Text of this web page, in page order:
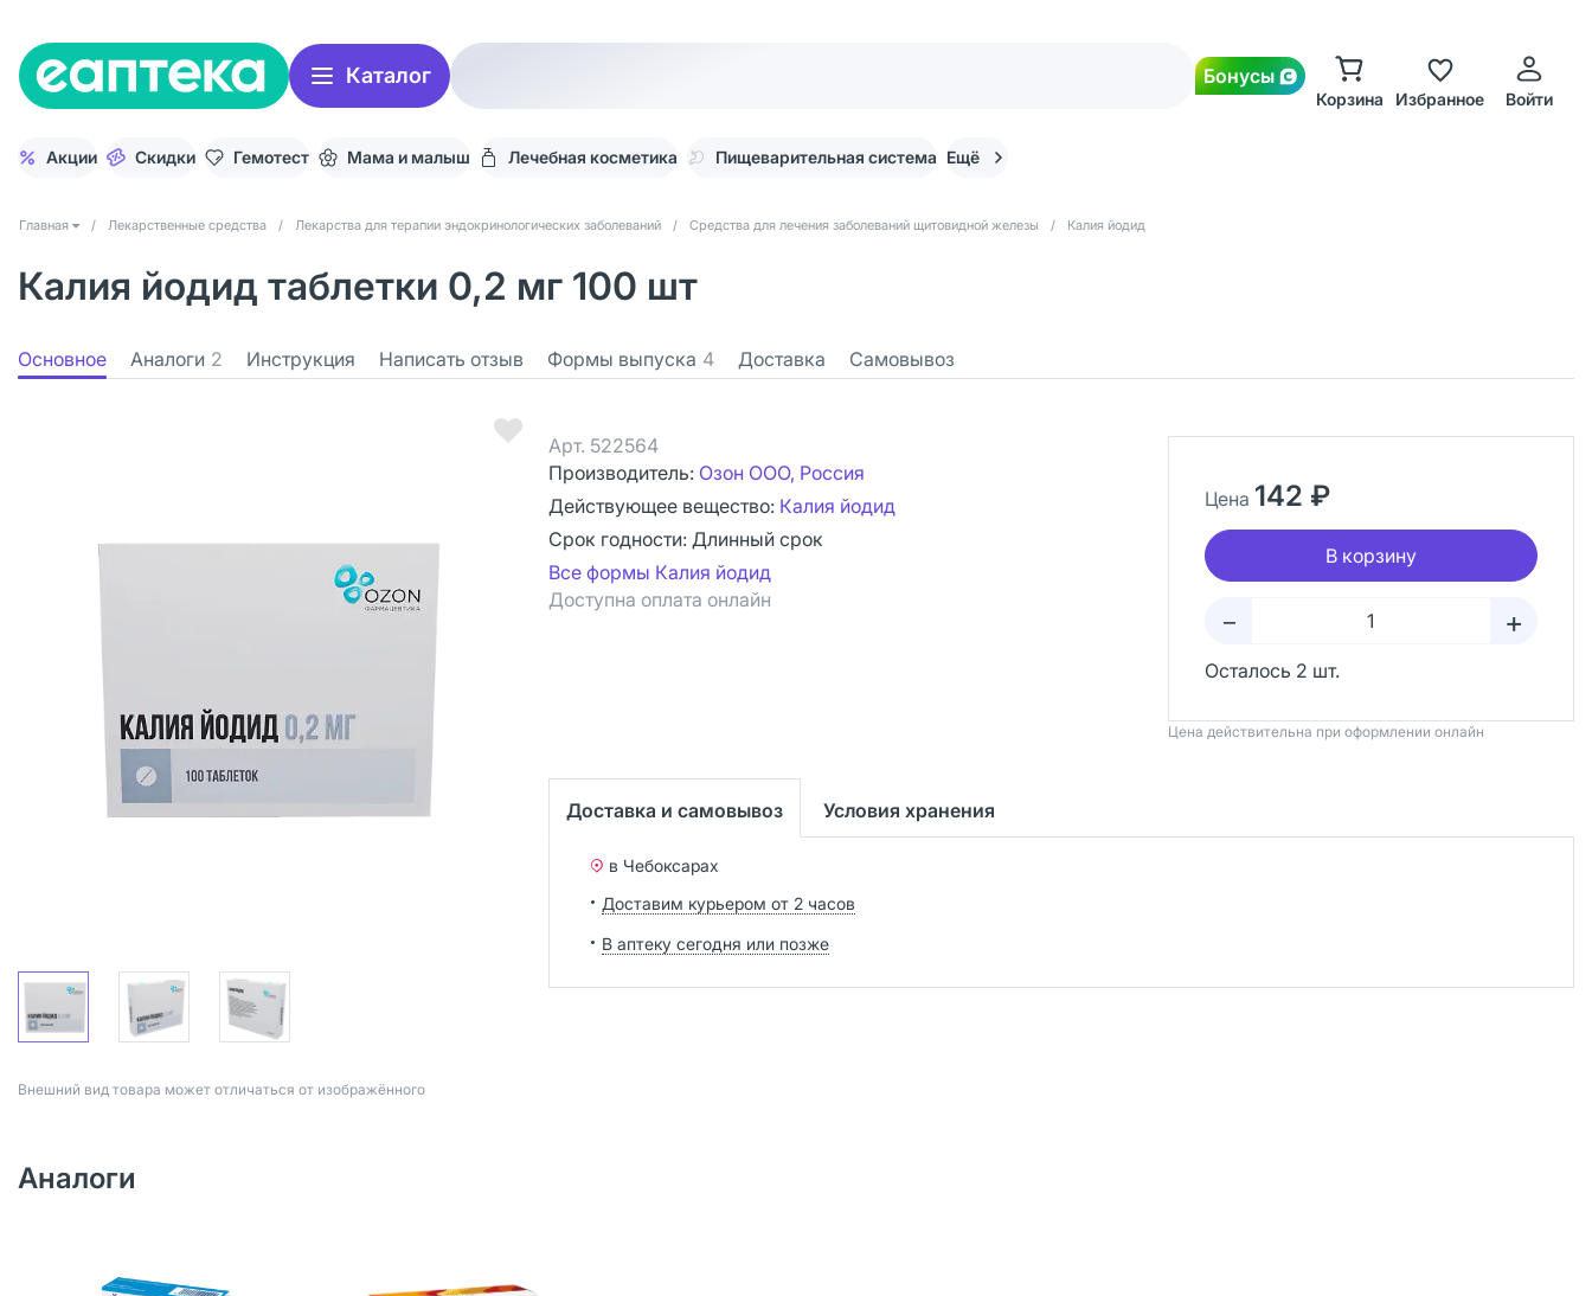
Каталог Бонусы
Корзина Избранное Войти
Акции Скидки Гемотест Мама и малыш Лечебная косметика Пищеварительная система Ещё
Главная / Лекарственные средства / Лекарства для терапии эндокринологических заболеваний / Средства для лечения заболеваний щитовидной железы / Калия йодид
Калия йодид таблетки 0,2 мг 100 шт
Основное Аналоги 2 Инструкция Написать отзыв Формы выпуска 4 Доставка Самовывоз
Bнешний вид товара может отличаться от изображённого
Арт. 522564
Производитель: Озон ООО, Россия
Действующее вещество: Калия йодид
Срок годности: Длинный срок
Все формы Калия йодид
Доступна оплата онлайн
Цена 142 ₽
В корзину
– +
Осталось 2 шт.
Цена действительна при оформлении онлайн
Доставка и самовывоз Условия хранения
в Чебоксарах
Доставим курьером от 2 часов
В аптеку сегодня или позже
Аналоги